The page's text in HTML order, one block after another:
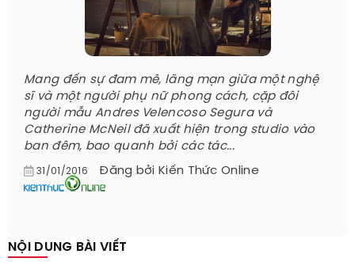
Mang đến sự đam mê, lãng mạn giữa một nghệ
sĩ và một người phụ nữ phong cách, cặp đôi
người mẫu Andres Velencoso Segura và
Catherine McNeil đã xuất hiện trong studio vào
ban đêm, bao quanh bởi các tác...
31/01/2016 Đăng bởi Kiến Thức Online
NỘI DUNG BÀI VIẾT